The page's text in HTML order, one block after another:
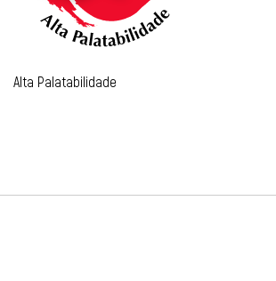
Alta Palatabilidade